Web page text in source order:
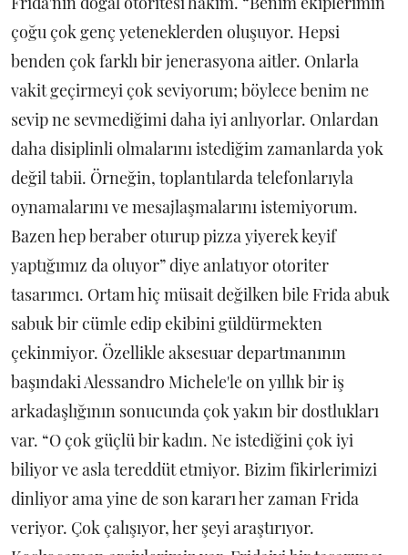
çoğu çok genç yeteneklerden oluşuyor. Hepsi
benden çok farklı bir jenerasyona aitler. Onlarla
vakit geçirmeyi çok seviyorum; böylece benim ne
sevip ne sevmediğimi daha iyi anlıyorlar. Onlardan
daha disiplinli olmalarını istediğim zamanlarda yok
değil tabii. Örneğin, toplantılarda telefonlarıyla
oynamalarını ve mesajlaşmalarını istemiyorum.
Bazen hep beraber oturup pizza yiyerek keyif
yaptığımız da oluyor” diye anlatıyor otoriter
tasarımcı. Ortam hiç müsait değilken bile Frida abuk
sabuk bir cümle edip ekibini güldürmekten
çekinmiyor. Özellikle aksesuar departmanının
başındaki Alessandro Michele'le on yıllık bir iş
arkadaşlığının sonucunda çok yakın bir dostlukları
var. “O çok güçlü bir kadın. Ne istediğini çok iyi
biliyor ve asla tereddüt etmiyor. Bizim fikirlerimizi
dinliyor ama yine de son kararı her zaman Frida
veriyor. Çok çalışıyor, her şeyi araştırıyor.